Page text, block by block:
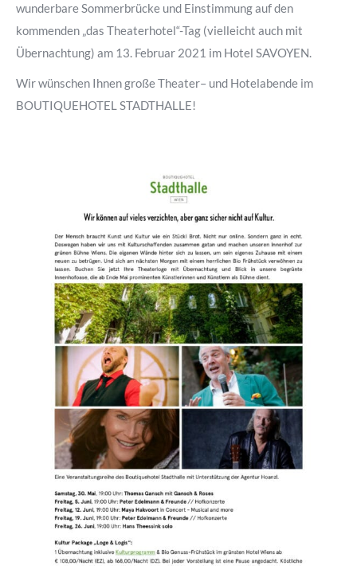
wunderbare Sommerbrücke und Einstimmung auf den
kommenden „das Theaterhotel“-Tag (vielleicht auch mit
Übernachtung) am 13. Februar 2021 im Hotel SAVOYEN.
Wir wünschen Ihnen große Theater– und Hotelabende im
BOUTIQUEHOTEL STADTHALLE!